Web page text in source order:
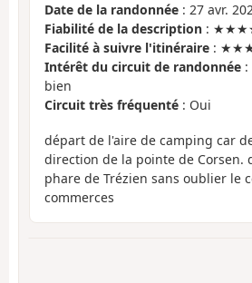
Date de la randonnée : 27 avr.
Fiabilité de la description :
Facilité à suivre l'itinéraire :
Intérêt du circuit de randonnée
bien
Circuit très fréquenté : Oui
départ de l'aire de camping car
direction de la pointe de Corsen.
phare de Trézien sans oublier le
commerces